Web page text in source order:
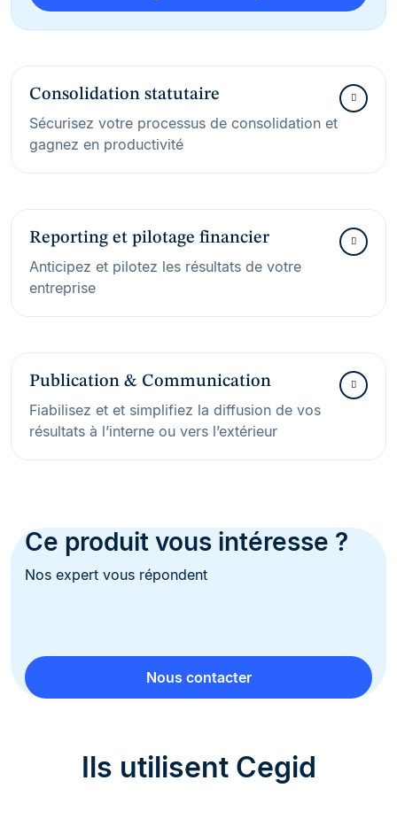
Consolidation statutaire
Sécurisez votre processus de consolidation et
gagnez en productivité
Reporting et pilotage financier
Anticipez et pilotez les résultats de votre
entreprise
Publication & Communication
Fiabilisez et et simplifiez la diffusion de vos
résultats à l’interne ou vers l’extérieur
Ce produit vous intéresse ?
Nos expert vous répondent
Nous contacter
Ils utilisent Cegid